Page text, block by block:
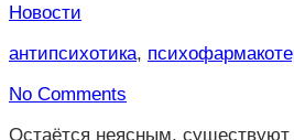
Новости
антипсихотика,
No Comments
Остаётся неясным, существуют